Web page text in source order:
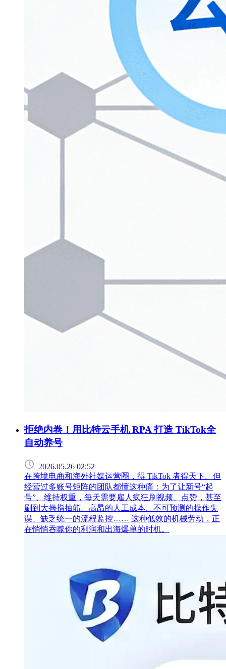
拒绝内卷！用比特云手机 RPA 打造 TikTok全
自动养号
2026.05.26 02:52
在跨境电商和海外社媒运营圈，得 TikTok 者得天下。但
经营过多账号矩阵的团队都懂这种痛：为了让新号“起
号”、维持权重，每天需要雇人疯狂刷视频、点赞，甚至
刷到大拇指抽筋。高昂的人工成本、不可预测的操作失
误、缺乏统一的流程监控…… 这种低效的机械劳动，正
在悄悄吞噬你的利润和出海爆单的时机。